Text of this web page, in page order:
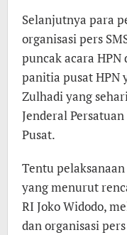
Selanjutnya para
organisasi pers
puncak acara
panitia pusat HPN
Zulhadi yang
Jenderal
Pusat.
Tentu
yang menurut
RI Joko Widodo,
dan organisasi